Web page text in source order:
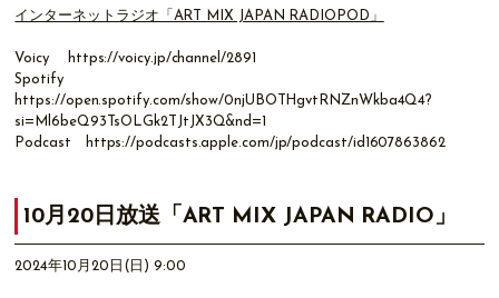
インターネットラジオ「ART MIX JAPAN RADIOPOD」
Voicy
https://voicy.jp/channel/2891
Spotify
https://open.spotify.com/show/0njUBOTHgvtRNZnWkba4Q4?
si=Ml6beQ93TsOLGk2TJtJX3Q&nd=1
Podcast
https://podcasts.apple.com/jp/podcast/id1607863862
10月20日放送「ART MIX JAPAN RADIO」
2024年10月20日(日) 9:00